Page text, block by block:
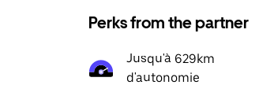
Perks from the partner
Jusqu'à 629km
d'autonomie